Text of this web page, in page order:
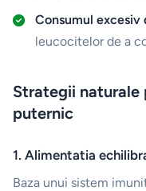
Consumul excesiv
leucocitelor de a
Strategii naturale
puternic
1. Alimentatia
Baza unui sistem